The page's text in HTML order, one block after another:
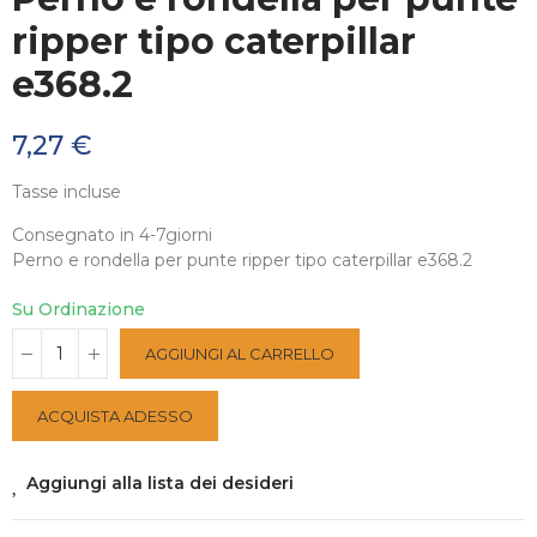
ripper tipo caterpillar
e368.2
7,27 €
Tasse incluse
Consegnato in 4-7giorni
Perno e rondella per punte ripper tipo caterpillar e368.2
Su Ordinazione
AGGIUNGI AL CARRELLO
ACQUISTA ADESSO
Aggiungi alla lista dei desideri